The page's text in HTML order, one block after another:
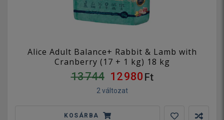
Alice Adult Balance+ Rabbit & Lamb with
Cranberry (17 + 1 kg) 18 kg
13 744 12 980 Ft
2 változat
KOSÁRBA